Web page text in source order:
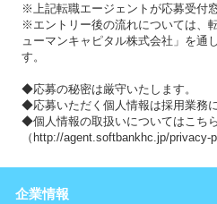
※上記転職エージェントが応募受付
※エントリー後の流れについては、
ューマンキャピタル株式会社」を通
す。
◆応募の秘密は厳守いたします。
◆応募いただく個人情報は採用業務
◆個人情報の取扱いについてはこちら
（http://agent.softbankhc.jp/privacy-
企業情報